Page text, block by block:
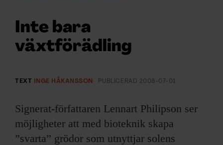
ARKIV & E-TIDNING
LYSSNA/PODD
EVENEMANG & RESOR
KONTAKTA F&F
Inte bara
växtförädling
TEXT INGE HÅKANSSON PUBLICERAD 2008-07-01
Signerat-författaren Lennart Philipson ser
möjligheter att med bioteknik skapa
”svarta” grödor som utnyttjar solens